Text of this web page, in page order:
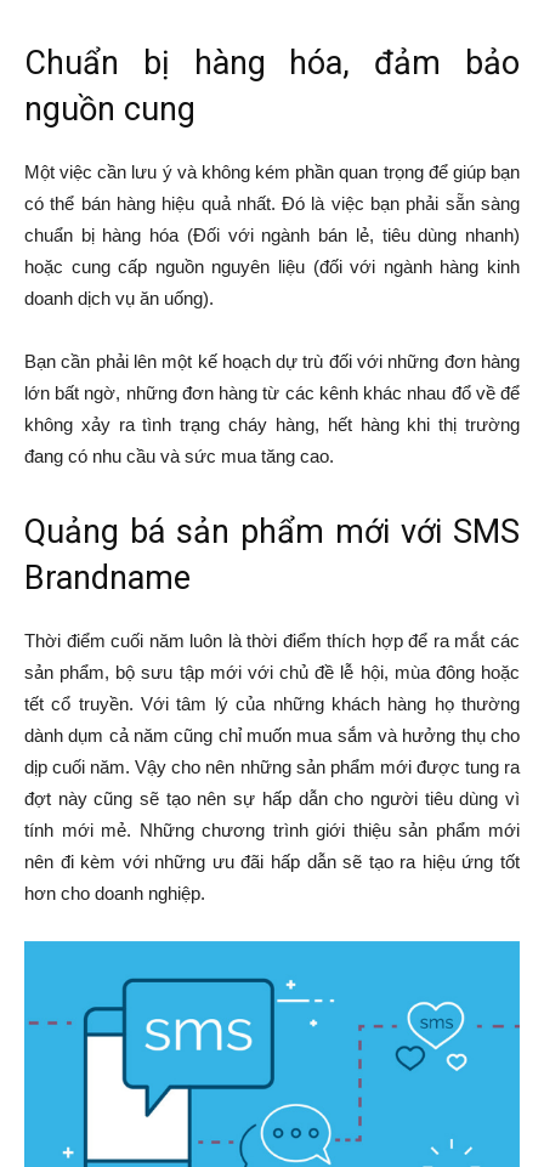
Chuẩn bị hàng hóa, đảm bảo
nguồn cung
Một việc cần lưu ý và không kém phần quan trọng để giúp bạn
có thể bán hàng hiệu quả nhất. Đó là việc bạn phải sẵn sàng
chuẩn bị hàng hóa (Đối với ngành bán lẻ, tiêu dùng nhanh)
hoặc cung cấp nguồn nguyên liệu (đối với ngành hàng kinh
doanh dịch vụ ăn uống).
Bạn cần phải lên một kế hoạch dự trù đối với những đơn hàng
lớn bất ngờ, những đơn hàng từ các kênh khác nhau đổ về để
không xảy ra tình trạng cháy hàng, hết hàng khi thị trường
đang có nhu cầu và sức mua tăng cao.
Quảng bá sản phẩm mới với SMS
Brandname
Thời điểm cuối năm luôn là thời điểm thích hợp để ra mắt các
sản phẩm, bộ sưu tập mới với chủ đề lễ hội, mùa đông hoặc
tết cổ truyền. Với tâm lý của những khách hàng họ thường
dành dụm cả năm cũng chỉ muốn mua sắm và hưởng thụ cho
dịp cuối năm. Vậy cho nên những sản phẩm mới được tung ra
đợt này cũng sẽ tạo nên sự hấp dẫn cho người tiêu dùng vì
tính mới mẻ. Những chương trình giới thiệu sản phẩm mới
nên đi kèm với những ưu đãi hấp dẫn sẽ tạo ra hiệu ứng tốt
hơn cho doanh nghiệp.